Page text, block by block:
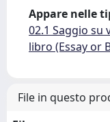
Appare nelle
02.1 Saggio su
libro (Essay or
File in questo